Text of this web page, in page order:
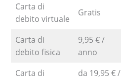
Carta di
debito virtuale
Gratis
Carta di
debito fisica
9,95 € /
anno
Carta di
da 19,95 € /